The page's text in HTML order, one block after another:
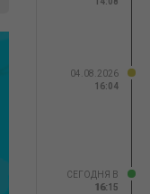
04.08.2026
16:04
СЕГОДНЯ В
16:15
16:15